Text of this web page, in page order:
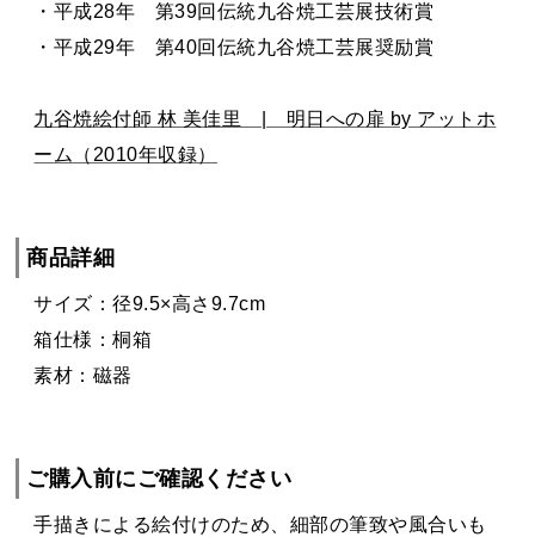
・平成28年 第39回伝統九谷焼工芸展技術賞
・平成29年 第40回伝統九谷焼工芸展奨励賞
九谷焼絵付師 林 美佳里 | 明日への扉 by アットホ
ーム（2010年収録）
商品詳細
サイズ：径9.5×高さ9.7cm
箱仕様：桐箱
素材：磁器
ご購入前にご確認ください
手描きによる絵付けのため、細部の筆致や風合いも